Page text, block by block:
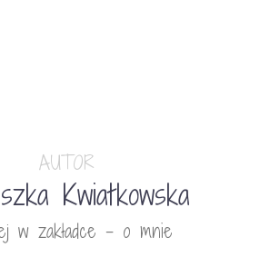
AUTOR
Kwiatkowska
w zakładce - o mnie